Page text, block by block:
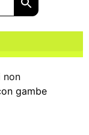
non
gambe